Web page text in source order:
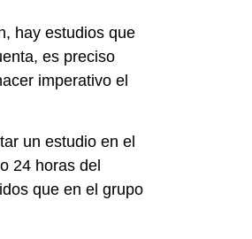
hay estudios que
es preciso
imperativo el
un estudio en el
24 horas del
que en el grupo